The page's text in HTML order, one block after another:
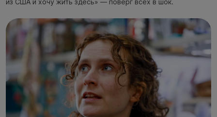
из США и хочу жить здесь» — поверг всех в шок.